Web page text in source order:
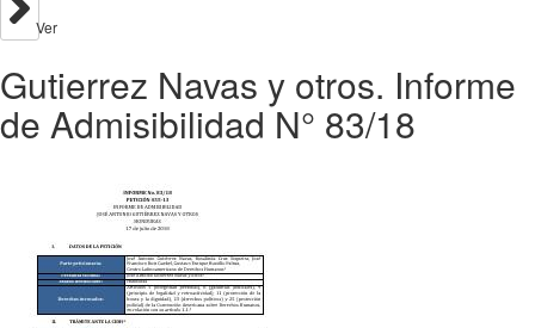
Ver
Gutierrez Navas y otros. Informe
de Admisibilidad N° 83/18